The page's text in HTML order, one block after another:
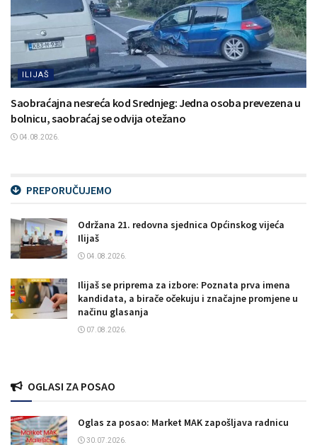
ILIJAŠ
Saobraćajna nesreća kod Srednjeg: Jedna osoba prevezena u
bolnicu, saobraćaj se odvija otežano
04.08.2026.
PREPORUČUJEMO
Održana 21. redovna sjednica Općinskog vijeća
Ilijaš
04.08.2026.
Ilijaš se priprema za izbore: Poznata prva imena
kandidata, a birače očekuju i značajne promjene u
načinu glasanja
07.08.2026.
OGLASI ZA POSAO
Oglas za posao: Market MAK zapošljava radnicu
30.07.2026.